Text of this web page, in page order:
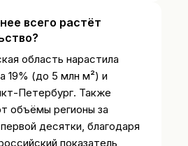
всего растёт
область нарастила
19% (до 5 млн м²) и
Петербург. Также
объёмы регионы за
десятки, благодаря
показатель